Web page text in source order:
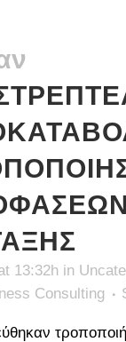
13:32h in
Consulting